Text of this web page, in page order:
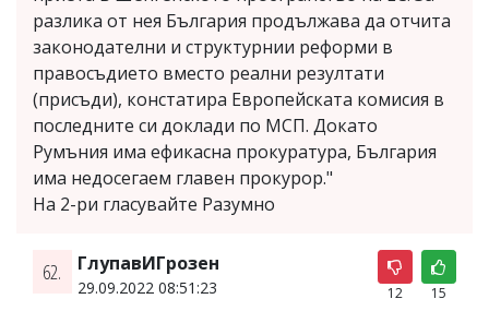
разлика от нея България продължава да отчита
законодателни и структурнии реформи в
правосъдието вместо реални резултати
(присъди), констатира Европейската комисия в
последните си доклади по МСП. Докато
Румъния има ефикасна прокуратура, България
има недосегаем главен прокурор."
На 2-ри гласувайте Разумно
62. ГлупавИГрозен
29.09.2022 08:51:23 12 15